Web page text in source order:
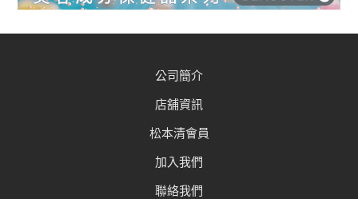
公司簡介
店舖資訊
松本清會員
加入我們
聯絡我們